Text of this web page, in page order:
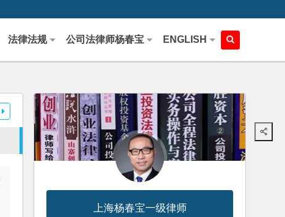
法律法规 公司法律师杨春宝 ENGLISH
上海杨春宝一级律师